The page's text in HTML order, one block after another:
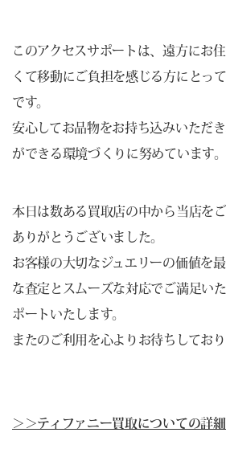
このアクセスサポートは、遠方にお
くて移動にご負担を感じる方にとっ
です。
安心してお品物をお持ち込みいただき
ができる環境づくりに努めています。
本日は数ある買取店の中から当店を
ありがとうございました。
お客様の大切なジュエリーの価値を
な査定とスムーズな対応でご満足い
ポートいたします。
またのご利用を心よりお待ちしており
＞＞ティファニー買取についての詳